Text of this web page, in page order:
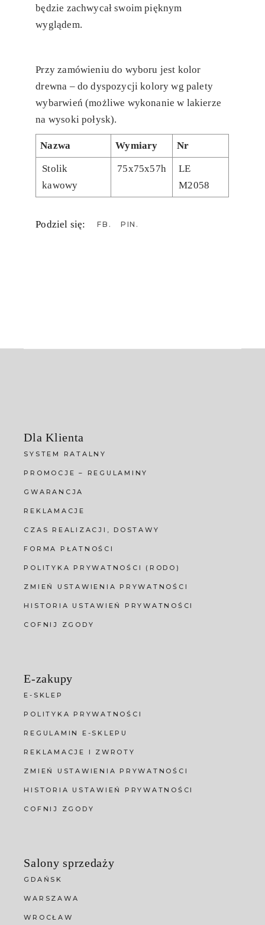
będzie zachwycał swoim pięknym
wyglądem.
Przy zamówieniu do wyboru jest kolor
drewna – do dyspozycji kolory wg palety
wybarwień (możliwe wykonanie w lakierze
na wysoki połysk).
Nazwa Wymiary Nr
Stolik
kawowy
75x75x57h
LE
M2058
Podziel się: FB PIN
Dla Klienta
SYSTEM RATALNY
PROMOCJE – REGULAMINY
GWARANCJA
REKLAMACJE
CZAS REALIZACJI, DOSTAWY
FORMA PŁATNOŚCI
POLITYKA PRYWATNOŚCI (RODO)
ZMIEŃ USTAWIENIA PRYWATNOŚCI
HISTORIA USTAWIEŃ PRYWATNOŚCI
COFNIJ ZGODY
E-zakupy
E-SKLEP
POLITYKA PRYWATNOŚCI
REGULAMIN E-SKLEPU
REKLAMACJE I ZWROTY
ZMIEŃ USTAWIENIA PRYWATNOŚCI
HISTORIA USTAWIEŃ PRYWATNOŚCI
COFNIJ ZGODY
Salony sprzedaży
GDAŃSK
WARSZAWA
WROCŁAW